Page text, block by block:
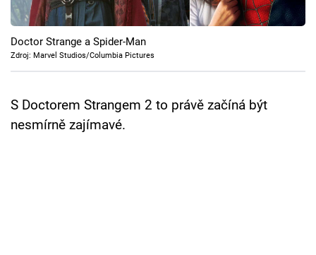
Cool Esport
Pořady
Sledujte prima+
Doctor Strange a Spider-Man
Zdroj: Marvel Studios/Columbia Pictures
S Doctorem Strangem 2 to právě začíná být
nesmírně zajímavé.